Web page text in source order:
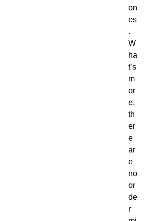
on
es
.
W
ha
t’s
m
or
e,
th
er
e
ar
e
no
or
de
r